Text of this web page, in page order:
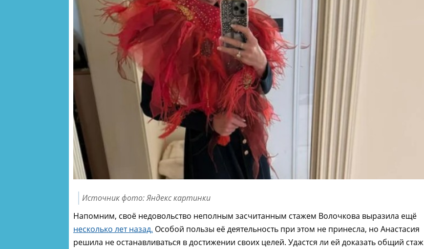
Источник фото: Яндекс картинки
Напомним, своё недовольство неполным засчитанным стажем Волочкова выразила ещё
несколько лет назад. Особой пользы её деятельность при этом не принесла, но Анастасия
решила не останавливаться в достижении своих целей. Удастся ли ей доказать общий стаж